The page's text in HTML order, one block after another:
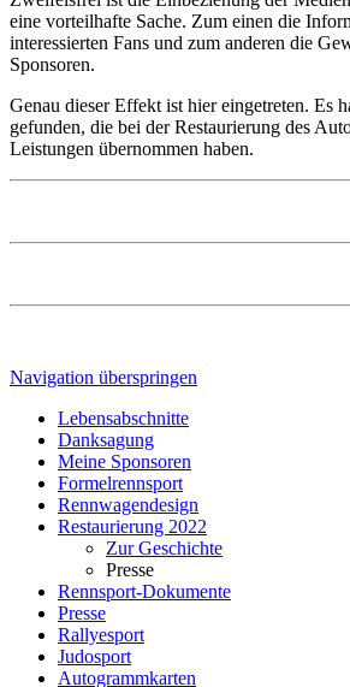
eine vorteilhafte Sache. Zum einen die
interessierten Fans und zum anderen die
Sponsoren.
Genau dieser Effekt ist hier eingetreten. Es
gefunden, die bei der Restaurierung des
Leistungen übernommen haben.
Navigation überspringen
Lebensabschnitte
Danksagung
Meine Sponsoren
Formelrennsport
Rennwagendesign
Restaurierung 2022
Zur Geschichte
Presse
Rennsport-Dokumente
Presse
Rallyesport
Judosport
Autogrammkarten